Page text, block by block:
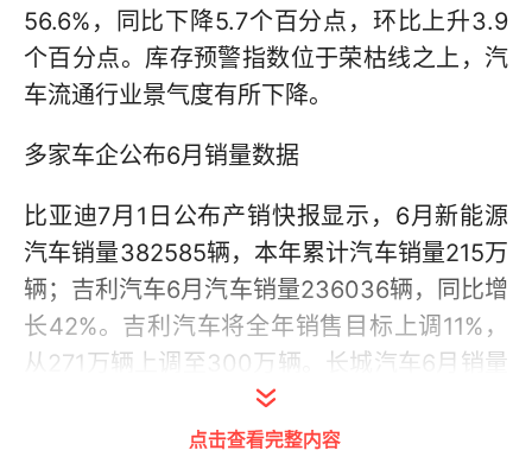
56.6%，同比下降5.7个百分点，环比上升3.9
个百分点。库存预警指数位于荣枯线之上，汽
车流通行业景气度有所下降。
多家车企公布6月销量数据
比亚迪7月1日公布产销快报显示，6月新能源
汽车销量382585辆，本年累计汽车销量215万
辆；吉利汽车6月汽车销量236036辆，同比增
长42%。吉利汽车将全年销售目标上调11%，
从271万辆上调至300万辆。长城汽车6月销量
为11.07万台，同比增长12.86%。
点击查看完整内容